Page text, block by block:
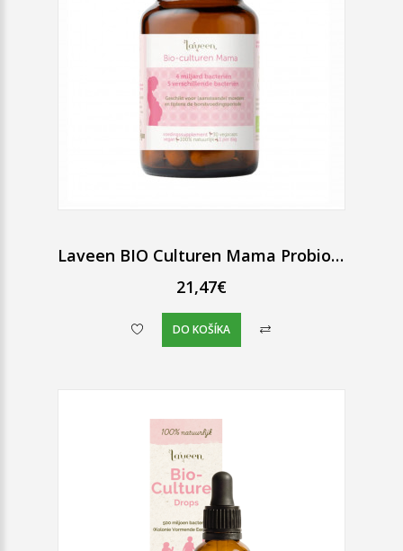
Laveen BIO Culturen Mama Probiotiká 30 probiotických kapsúl
21,47€
DO KOŠÍKA